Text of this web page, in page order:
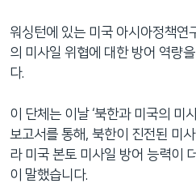
로
이
등
워싱턴에 있는 미국 아시아정책
의 미사일 위협에 대한 방어 역량
다.
이 단체는 이날 ‘북한과 미국의 미
보고서를 통해, 북한이 진전된 미
라 미국 본토 미사일 방어 능력이
이 말했습니다.